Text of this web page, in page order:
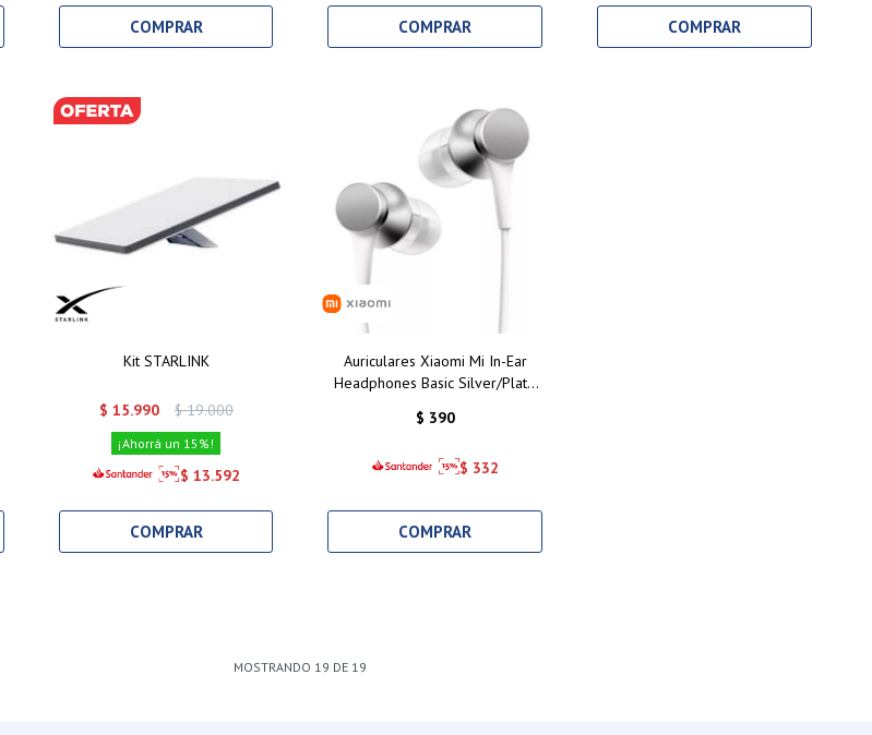
Kit STARLINK
$ 15.990 $ 19.000
15
$ 13.592
Auriculares Xiaomi Mi In-Ear
Headphones Basic Silver/Plata:
Inigualable
$ 390
$ 332
MOSTRANDO 19 DE 19